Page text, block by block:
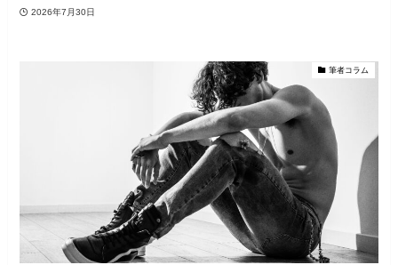
2026年7月30日
筆者コラム